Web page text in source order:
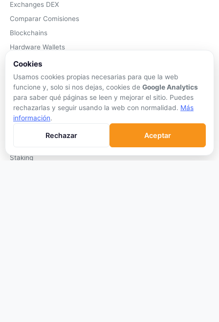
Exchanges DEX
Comparar Comisiones
Blockchains
Hardware Wallets
Software Wallets
Mejor Wallet
Gastar Criptomonedas
APRENDER
Staking
Cookies
Usamos cookies propias necesarias para que la web
funcione y, solo si nos dejas, cookies de Google Analytics
para saber qué páginas se leen y mejorar el sitio. Puedes
rechazarlas y seguir usando la web con normalidad. Más
información.
Rechazar Aceptar